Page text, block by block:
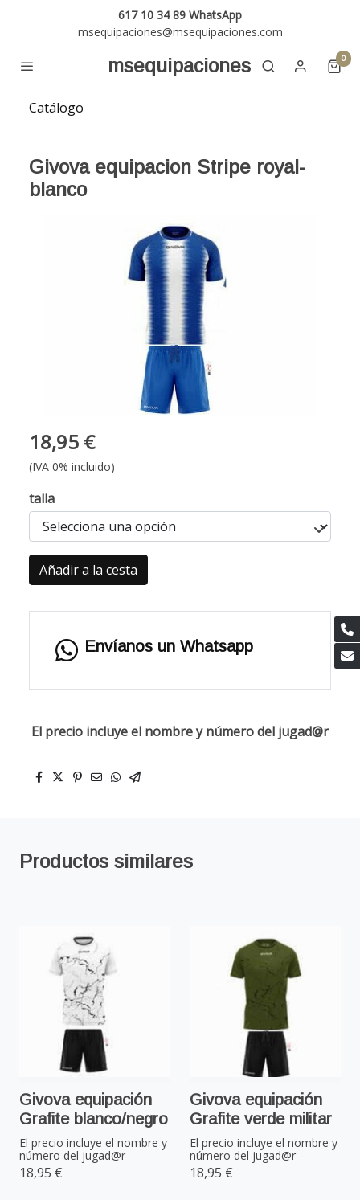
617 10 34 89 WhatsApp
msequipaciones@msequipaciones.com
msequipaciones 0
Catálogo
Givova equipacion Stripe royal-
blanco
18,95 €
(IVA 0% incluido)
talla
Añadir a la cesta
Envíanos un Whatsapp
El precio incluye el nombre y número del jugad@r
Productos similares
Givova equipación
Grafite blanco/negro
El precio incluye el nombre y
número del jugad@r
18,95 €
Givova equipación
Grafite verde militar
El precio incluye el nombre y
número del jugad@r
18,95 €